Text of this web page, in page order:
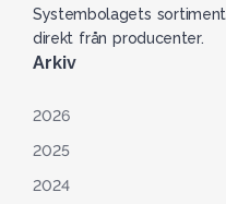
Systembolagets
direkt från producenter.
Arkiv
2026
2025
2024